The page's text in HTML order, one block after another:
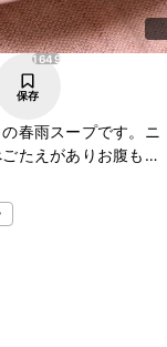
1649
保存
春雨スープです。ニ
たえがありお腹も満
小腹がすいた時にも